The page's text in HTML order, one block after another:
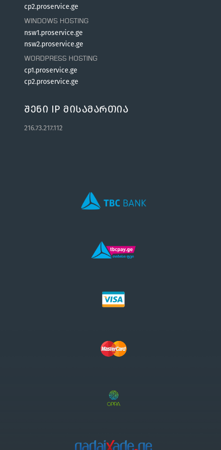
cp2.proservice.ge
WINDOWS HOSTING
nsw1.proservice.ge
nsw2.proservice.ge
WORDPRESS HOSTING
cp1.proservice.ge
cp2.proservice.ge
Შენი IP Მისამართია
216.73.217.112